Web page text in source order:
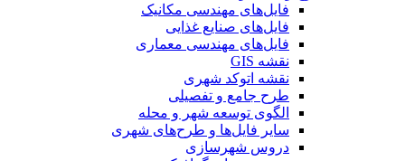
فایل‌های مهندسی مکانیک
فایل‌های صنایع غذایی
فایل‌های مهندسی معماری
نقشه GIS
نقشه اتوکد شهری
طرح جامع و تفصیلی
الگوی توسعه شهر و محله
سایر فایل‌ها و طرح‌های شهری
دروس شهرسازی